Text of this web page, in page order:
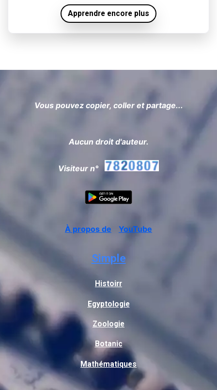
Apprendre encore plus
Vous pouvez copier, coller et partage...
Aucun droit d'auteur.
Visiteur n°
À propos de YouTube
Simple
Histoirr
Egyptologie
Zoologie
Botanic
Mathématiques